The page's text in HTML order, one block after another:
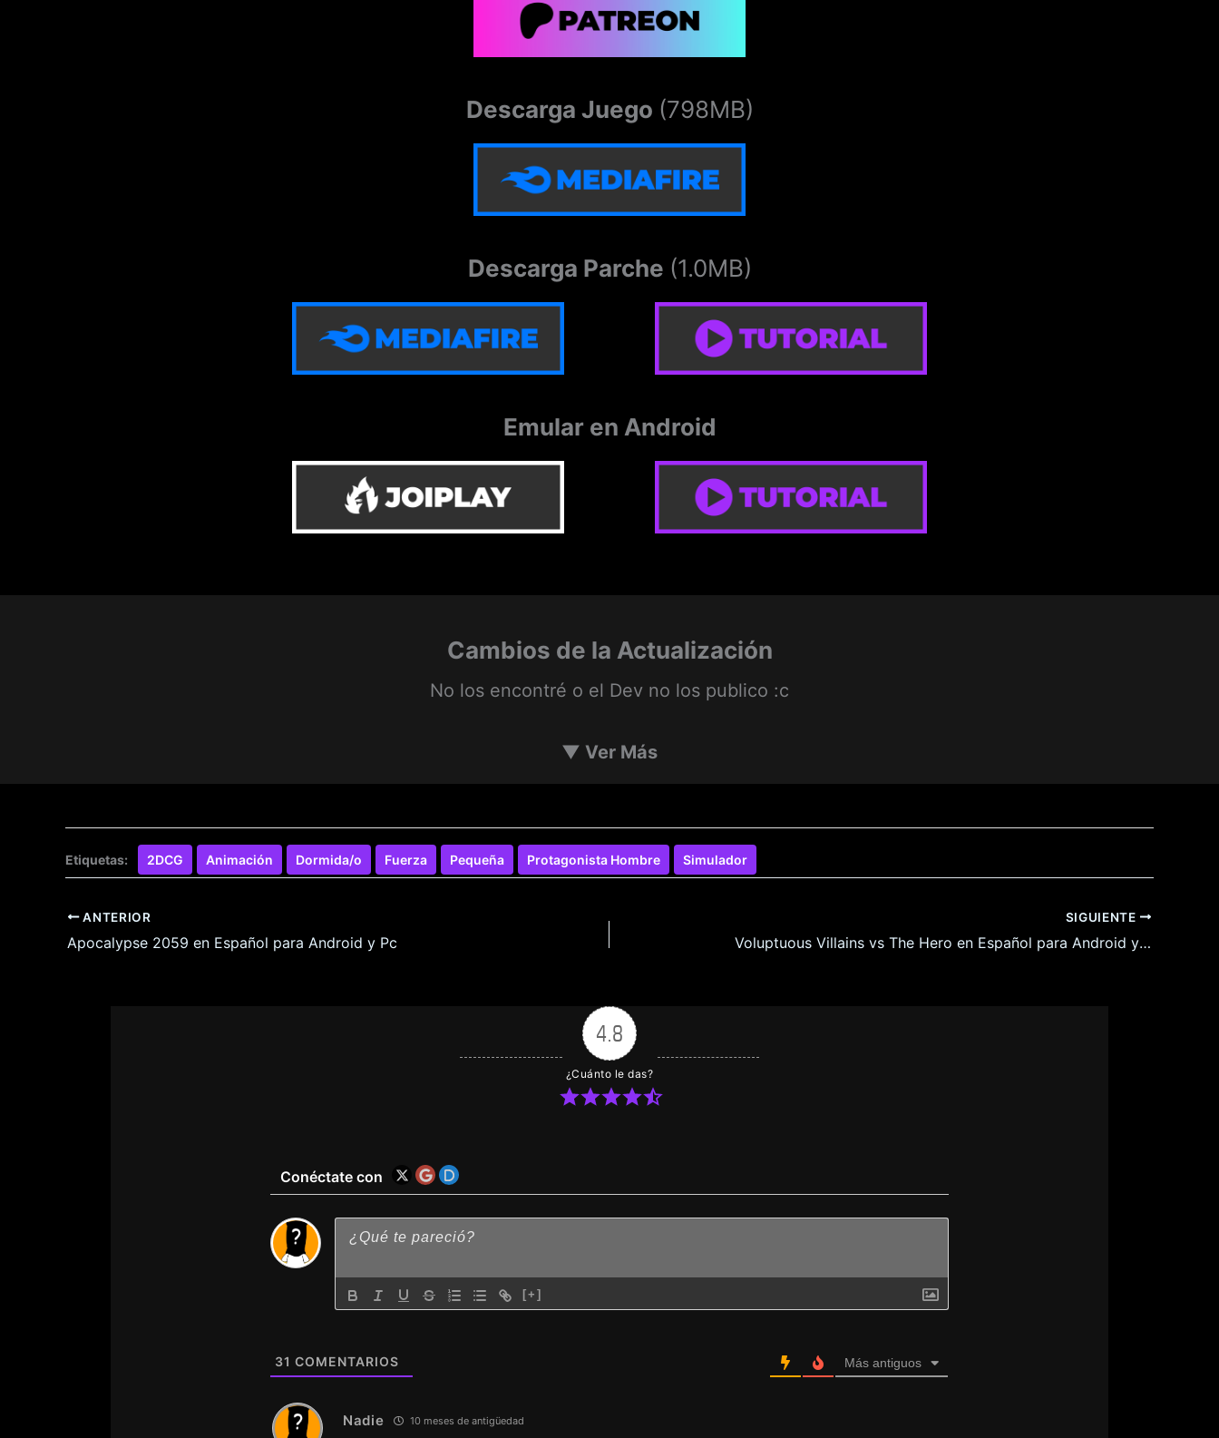
Descarga Juego (798MB)
Descarga Parche (1.0MB)
Emular en Android
Cambios de la Actualización
No los encontré o el Dev no los publico :c
▼ Ver Más
Etiquetas: 2DCG Animación Dormida/o Fuerza Pequeña Protagonista Hombre Simulador
ANTERIOR
Apocalypse 2059 en Español para Android y Pc
SIGUIENTE
Voluptuous Villains vs The Hero en Español para Android y Pc
4.8
¿Cuánto le das?
Conéctate con
[+]
31 COMENTARIOS Más antiguos
Nadie 10 meses de antigüedad